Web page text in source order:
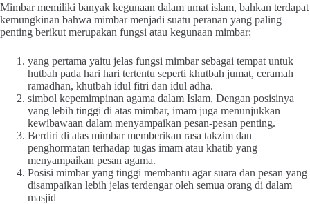
Mimbar memiliki banyak kegunaan dalam umat islam, bahkan terdapat
kemungkinan bahwa mimbar menjadi suatu peranan yang paling
penting berikut merupakan fungsi atau kegunaan mimbar:
yang pertama yaitu jelas fungsi mimbar sebagai tempat untuk
hutbah pada hari hari tertentu seperti khutbah jumat, ceramah
ramadhan, khutbah idul fitri dan idul adha.
simbol kepemimpinan agama dalam Islam, Dengan posisinya
yang lebih tinggi di atas mimbar, imam juga menunjukkan
kewibawaan dalam menyampaikan pesan-pesan penting.
Berdiri di atas mimbar memberikan rasa takzim dan
penghormatan terhadap tugas imam atau khatib yang
menyampaikan pesan agama.
Posisi mimbar yang tinggi membantu agar suara dan pesan yang
disampaikan lebih jelas terdengar oleh semua orang di dalam
masjid